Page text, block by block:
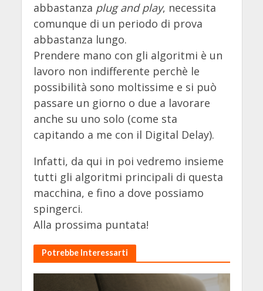
abbastanza plug and play, necessita
comunque di un periodo di prova
abbastanza lungo.
Prendere mano con gli algoritmi è un
lavoro non indifferente perchè le
possibilità sono moltissime e si può
passare un giorno o due a lavorare
anche su uno solo (come sta
capitando a me con il Digital Delay).
Infatti, da qui in poi vedremo insieme
tutti gli algoritmi principali di questa
macchina, e fino a dove possiamo
spingerci.
Alla prossima puntata!
Potrebbe Interessarti